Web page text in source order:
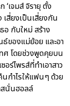
เจมส์ จิรายุ ตั้ง
เสี่ยงเป็นเสี่ยงกัน
อ กับใหม่ สร้าง
ของแม่ย้อย และอา
ศ โดยช่วงพูดคุยบน
อร์ไพรส์ที่ทำเอาสาว
กำไรให้แฟนๆ ด้วย
สนั่นฮอลล์